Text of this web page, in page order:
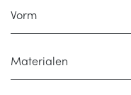
Vorm
Materialen